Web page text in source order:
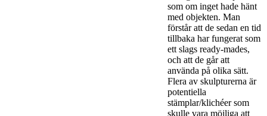
som om inget hade hänt
med objekten. Man
förstår att de sedan en tid
tillbaka har fungerat som
ett slags ready-mades,
och att de går att
använda på olika sätt.
Flera av skulpturerna är
potentiella
stämplar/klichéer som
skulle vara möjliga att